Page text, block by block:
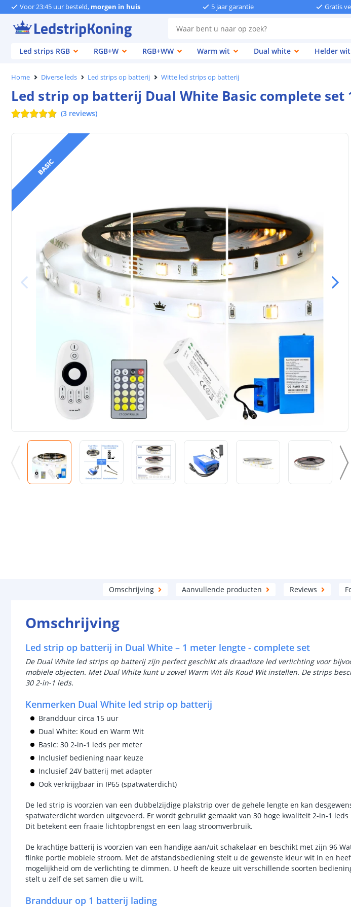
Voor 23:45 uur besteld, morgen in huis 5 jaar garantie Gratis
Led strips RGB
RGB+W RGB+WW Warm wit Dual white Helder wit
Home Diverse leds Led strips op batterij Witte led strips op batterij
Led strip op batterij Dual White Basic complete set
(3 reviews)
BASIC
Omschrijving Aanvullende producten Reviews
Omschrijving
Led strip op batterij in Dual White – 1 meter lengte - complete set
De Dual White led strips op batterij zijn perfect geschikt als draadloze led verlichting voor
mobiele objecten. Met Dual White kunt u zowel Warm Wit áls Koud Wit instellen. De strips
30 2-in-1 leds.
Kenmerken Dual White led strip op batterij
Brandduur circa 15 uur
Dual White: Koud en Warm Wit
Basic: 30 2-in-1 leds per meter
Inclusief bediening naar keuze
Inclusief 24V batterij met adapter
Ook verkrijgbaar in IP65 (spatwaterdicht)
De led strip is voorzien van een dubbelzijdige plakstrip over de gehele lengte en kan
spatwaterdicht worden uitgevoerd. Er wordt gebruikt gemaakt van 30 hoge kwaliteit 2-in-1 leds
Dit betekent een fraaie lichtopbrengst en een laag stroomverbruik.
De krachtige batterij is voorzien van een handige aan/uit schakelaar en beschikt met zijn 96
flinke portie mobiele stroom. Met de afstandsbediening stelt u de gewenste kleur wit in en
mogelijkheid om de verlichting te dimmen. U heeft de keuze uit verschillende soorten
stelt u zelf de set samen die u wilt.
Brandduur op 1 batterij lading